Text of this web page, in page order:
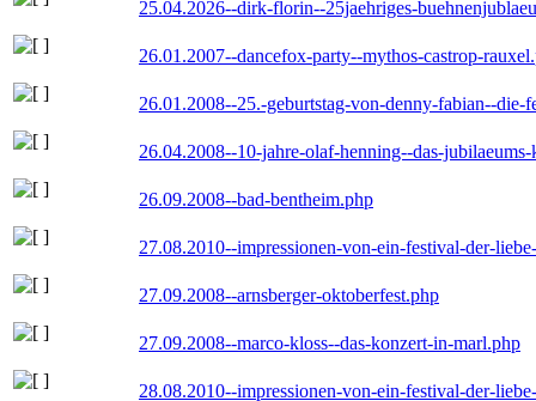
25.04.2026--dirk-florin--25jaehriges-
26.01.2007--dancefox-party--mythos-castrop-
26.01.2008--25.-geburtstag-von-denny-fabian--die-
26.04.2008--10-jahre-olaf-henning--das-
26.09.2008--bad-bentheim.php
27.08.2010--impressionen-von-ein-festival-der-
27.09.2008--arnsberger-oktoberfest.php
27.09.2008--marco-kloss--das-konzert-in-marl.php
28.08.2010--impressionen-von-ein-festival-der-